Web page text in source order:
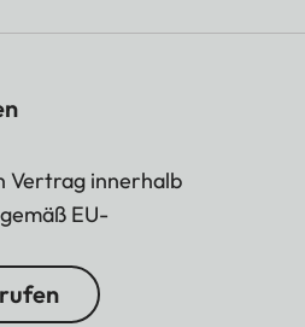
Vertrag innerhalb
EU-